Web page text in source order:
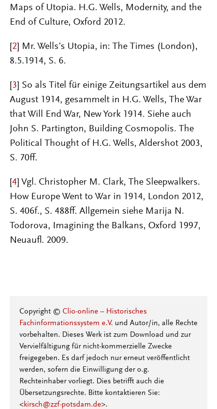
Maps of Utopia. H.G. Wells, Modernity, and the
End of Culture, Oxford 2012.
2 ] Mr. Wells’s Utopia, in: The Times (London),
8.5.1914, S. 6.
3 ] So als Titel für einige Zeitungsartikel aus dem
August 1914, gesammelt in H.G. Wells, The War
that Will End War, New York 1914. Siehe auch
John S. Partington, Building Cosmopolis. The
Political Thought of H.G. Wells, Aldershot 2003,
S. 70ff.
4 ] Vgl. Christopher M. Clark, The Sleepwalkers.
How Europe Went to War in 1914, London 2012,
S. 406f., S. 488ff. Allgemein siehe Marija N.
Todorova, Imagining the Balkans, Oxford 1997,
Neuaufl. 2009.
Copyright © Clio-online – Historisches
Fachinformationssystem e.V. und Autor/in, alle Rechte
vorbehalten. Dieses Werk ist zum Download und zur
Vervielfältigung für nicht-kommerzielle Zwecke
freigegeben. Es darf jedoch nur erneut veröffentlicht
werden, sofern die Einwilligung der o.g.
Rechteinhaber vorliegt. Dies betrifft auch die
Übersetzungsrechte. Bitte kontaktieren Sie:
<kirsch@zzf-potsdam.de>.